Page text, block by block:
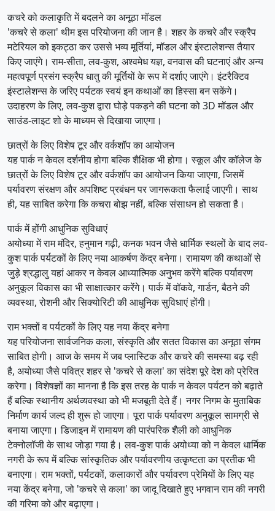
कचरे को कलाकृति में बदलने का अनूठा मॉडल
'कचरे से कला' थीम इस परियोजना की जान है। शहर के कचरे और स्क्रैप
मटेरियल को इकट्ठा कर उससे भव्य मूर्तियां, मॉडल और इंस्टालेशन्स तैयार
किए जाएंगे। राम-सीता, लव-कुश, अश्वमेध यज्ञ, वनवास की घटनाएं और अन्य
महत्वपूर्ण प्रसंग स्क्रैप धातु की मूर्तियों के रूप में दर्शाए जाएंगे। इंटरैक्टिव
इंस्टालेशन्स के जरिए पर्यटक स्वयं इन कथाओं का हिस्सा बन सकेंगे।
उदाहरण के लिए, लव-कुश द्वारा घोड़े पकड़ने की घटना को 3D मॉडल और
साउंड-लाइट शो के माध्यम से दिखाया जाएगा।
छात्रों के लिए विशेष टूर और वर्कशॉप का आयोजन
यह पार्क न केवल दर्शनीय होगा बल्कि शैक्षिक भी होगा। स्कूल और कॉलेज के
छात्रों के लिए विशेष टूर और वर्कशॉप का आयोजन किया जाएगा, जिसमें
पर्यावरण संरक्षण और अपशिष्ट प्रबंधन पर जागरूकता फैलाई जाएगी। साथ
ही, यह साबित करेगा कि कचरा बोझ नहीं, बल्कि संसाधन हो सकता है।
पार्क में होंगी आधुनिक सुविधाएं
अयोध्या में राम मंदिर, हनुमान गढ़ी, कनक भवन जैसे धार्मिक स्थलों के बाद लव-
कुश पार्क पर्यटकों के लिए नया आकर्षण केंद्र बनेगा। रामायण की कथाओं से
जुड़े श्रद्धालु यहां आकर न केवल आध्यात्मिक अनुभव करेंगे बल्कि पर्यावरण
अनुकूल विकास का भी साक्षात्कार करेंगे। पार्क में वॉकवे, गार्डन, बैठने की
व्यवस्था, रोशनी और सिक्योरिटी की आधुनिक सुविधाएं होंगी।
राम भक्तों व पर्यटकों के लिए यह नया केंद्र बनेगा
यह परियोजना सार्वजनिक कला, संस्कृति और सतत विकास का अनूठा संगम
साबित होगी। आज के समय में जब प्लास्टिक और कचरे की समस्या बढ़ रही
है, अयोध्या जैसे पवित्र शहर से 'कचरे से कला' का संदेश पूरे देश को प्रेरित
करेगा। विशेषज्ञों का मानना है कि इस तरह के पार्क न केवल पर्यटन को बढ़ाते
हैं बल्कि स्थानीय अर्थव्यवस्था को भी मजबूती देते हैं। नगर निगम के मुताबिक
निर्माण कार्य जल्द ही शुरू हो जाएगा। पूरा पार्क पर्यावरण अनुकूल सामग्री से
बनाया जाएगा। डिजाइन में रामायण की पारंपरिक शैली को आधुनिक
टेक्नोलॉजी के साथ जोड़ा गया है। लव-कुश पार्क अयोध्या को न केवल धार्मिक
नगरी के रूप में बल्कि सांस्कृतिक और पर्यावरणीय उत्कृष्टता का प्रतीक भी
बनाएगा। राम भक्तों, पर्यटकों, कलाकारों और पर्यावरण प्रेमियों के लिए यह
नया केंद्र बनेगा, जो 'कचरे से कला' का जादू दिखाते हुए भगवान राम की नगरी
की गरिमा को और बढ़ाएगा।